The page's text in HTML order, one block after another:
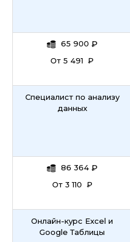
65 900 ₽
От 5 491 ₽
Специалист по анализу
данных
86 364₽
От 3 110 ₽
Онлайн-курс Excel и
Google Таблицы